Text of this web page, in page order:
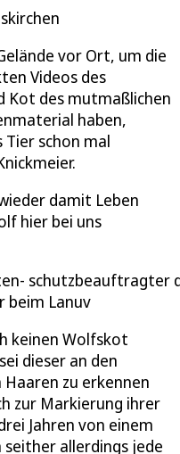
vor Ort, um die
Videos des
Kot des mutmaßlichen
haben,
schon mal
damit Leben
hier bei uns
schutzbeauftragter
beim Lanuv
keinen Wolfskot
dieser an den
zu erkennen
zur Markierung ihrer
Jahren von einem
allerdings jede